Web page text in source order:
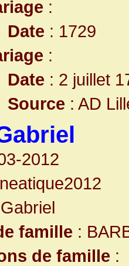
:
Date : 1729
:
Date : 2 juillet
Source : AD
2012
famille :
de famille :